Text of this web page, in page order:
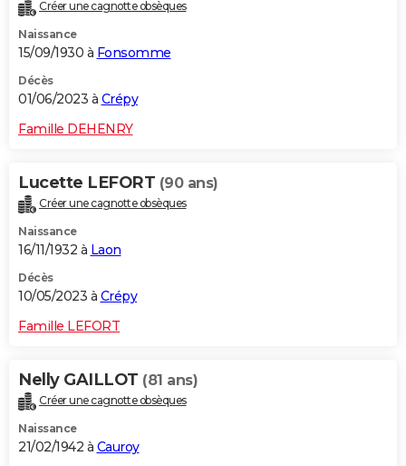
Créer une cagnotte obsèques
Naissance
15/09/1930 à Fonsomme
Décès
01/06/2023 à Crépy
Famille DEHENRY
Lucette LEFORT (90 ans)
Créer une cagnotte obsèques
Naissance
16/11/1932 à Laon
Décès
10/05/2023 à Crépy
Famille LEFORT
Nelly GAILLOT (81 ans)
Créer une cagnotte obsèques
Naissance
21/02/1942 à Cauroy